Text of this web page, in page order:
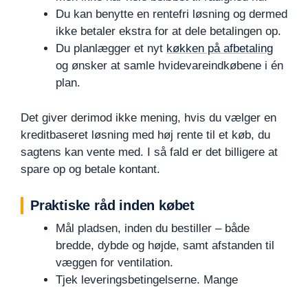
Du kan benytte en rentefri løsning og dermed
ikke betaler ekstra for at dele betalingen op.
Du planlægger et nyt køkken på afbetaling
og ønsker at samle hvidevareindkøbene i én
plan.
Det giver derimod ikke mening, hvis du vælger en
kreditbaseret løsning med høj rente til et køb, du
sagtens kan vente med. I så fald er det billigere at
spare op og betale kontant.
Praktiske råd inden købet
Mål pladsen, inden du bestiller – både
bredde, dybde og højde, samt afstanden til
væggen for ventilation.
Tjek leveringsbetingelserne. Mange